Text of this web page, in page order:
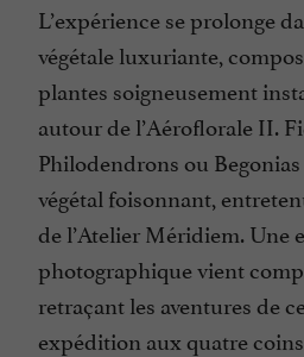
L’expérience se prolonge
végétale luxuriante,
plantes soigneusement
autour de l’Aéroflorale II.
Philodendrons ou
végétal foisonnant,
de l’Atelier Méridiem. Une
photographique vient
retraçant les aventures de
expédition aux quatre